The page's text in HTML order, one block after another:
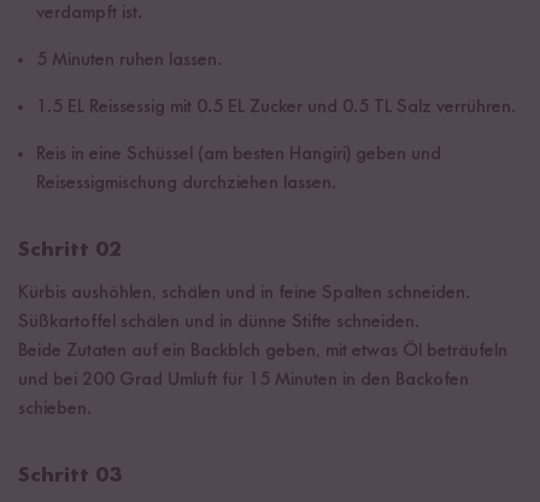
verdampft ist.
5 Minuten ruhen lassen.
1.5 EL Reissessig mit 0.5 EL Zucker und 0.5 TL Salz verrühren.
Reis in eine Schüssel (am besten Hangiri) geben und
Reisessigmischung durchziehen lassen.
Schritt 02
Kürbis aushöhlen, schälen und in feine Spalten schneiden.
Süßkartoffel schälen und in dünne Stifte schneiden.
Beide Zutaten auf ein Backblch geben, mit etwas Öl beträufeln
und bei 200 Grad Umluft für 15 Minuten in den Backofen
schieben.
Schritt 03